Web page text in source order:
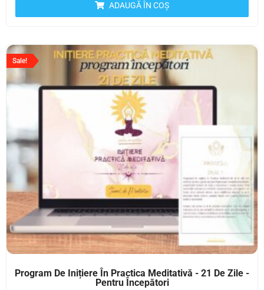
ADAUGĂ ÎN COȘ
Sale!
Program De Inițiere În Practica Meditativă - 21 De Zile -
Pentru Începători